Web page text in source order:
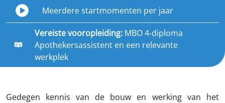
Meerdere startmomenten per jaar
Vereiste vooropleiding: MBO 4-diploma
Apothekersassistent en een relevante
werkplek
Gedegen kennis van de bouw en werking van het